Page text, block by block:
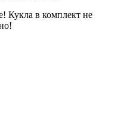
Кукла в комплект не